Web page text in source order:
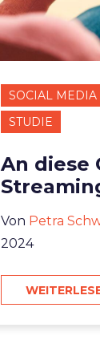
SOCIAL MEDIA
STUDIE
An diese
Von Petra
2024